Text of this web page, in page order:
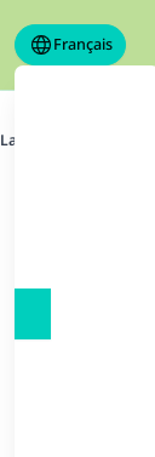
Français
La prière